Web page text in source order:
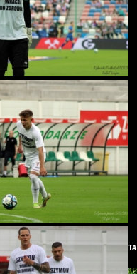
PKO EKSTRAKLASA, PRZODNIO ZAJTA